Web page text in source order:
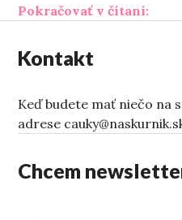
Pokračovať v čítaní:
Kontakt
Keď budete mať niečo na
adrese
Chcem